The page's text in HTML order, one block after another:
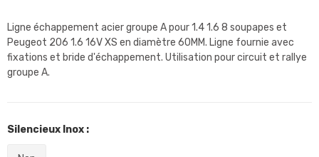
Ligne échappement acier groupe A pour 1.4 1.6 8 soupapes et
Peugeot 206 1.6 16V XS en diamètre 60MM. Ligne fournie avec
fixations et bride d'échappement. Utilisation pour circuit et rallye
groupe A.
Silencieux Inox :